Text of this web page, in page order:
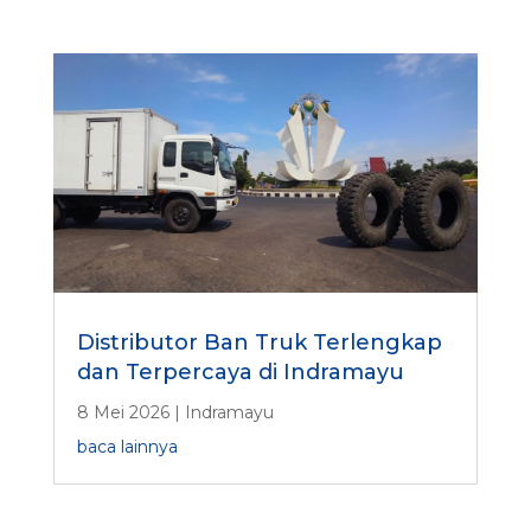
Distributor Ban Truk Terlengkap
dan Terpercaya di Indramayu
8 Mei 2026| Indramayu
baca lainnya